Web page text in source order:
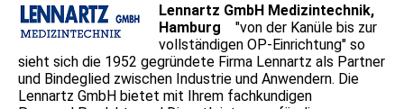
Lennartz GmbH Medizintechnik,
Hamburg"von der Kanüle bis zur
vollständigen OP-Einrichtung" so
sieht sich die 1952 gegründete Firma Lennartz als Partner
und Bindeglied zwischen Industrie und Anwendern. Die
Lennartz GmbH bietet mit Ihrem fachkundigen